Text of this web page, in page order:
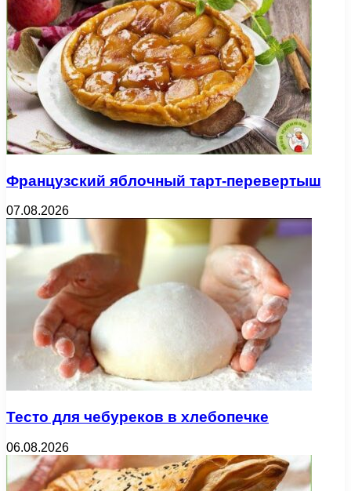
Французский яблочный тарт-перевертыш
07.08.2026
Тесто для чебуреков в хлебопечке
06.08.2026